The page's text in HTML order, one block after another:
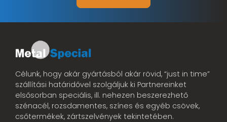
Célunk, hogy akár gyártásból akár rövid, “just in time”
szállítási határidővel szolgáljuk ki Partnereinket
elsősorban speciális, ill. nehezen beszerezhető
szénacél, rozsdamentes, színes és egyéb csövek,
csőtermékek, zártszelvények tekintetében.